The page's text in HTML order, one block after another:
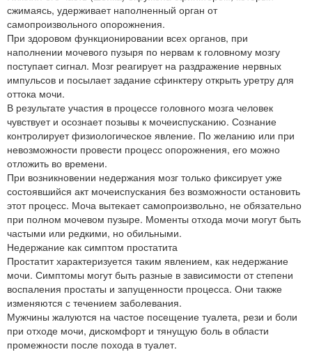
сжимаясь, удерживает наполненный орган от
самопроизвольного опорожнения.
При здоровом функционировании всех органов, при
наполнении мочевого пузыря по нервам к головному мозгу
поступает сигнал. Мозг реагирует на раздражение нервных
импульсов и посылает задание сфинктеру открыть уретру для
оттока мочи.
В результате участия в процессе головного мозга человек
чувствует и осознает позывы к мочеиспусканию. Сознание
контролирует физиологическое явление. По желанию или при
невозможности провести процесс опорожнения, его можно
отложить во времени.
При возникновении недержания мозг только фиксирует уже
состоявшийся акт мочеиспускания без возможности остановить
этот процесс. Моча вытекает самопроизвольно, не обязательно
при полном мочевом пузыре. Моменты отхода мочи могут быть
частыми или редкими, но обильными.
Недержание как симптом простатита
Простатит характеризуется таким явлением, как недержание
мочи. Симптомы могут быть разные в зависимости от степени
воспаления простаты и запущенности процесса. Они также
изменяются с течением заболевания.
Мужчины жалуются на частое посещение туалета, рези и боли
при отходе мочи, дискомфорт и тянущую боль в области
промежности после похода в туалет.